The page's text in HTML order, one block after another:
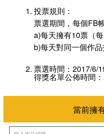
投票規則：
票選期間，每個FB
a)每天擁有10票（每
b)每天對同一個作
票選時間：2017/6/
得獎名單公佈時間